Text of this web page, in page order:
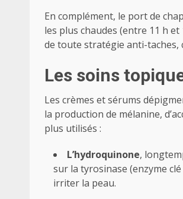
En complément, le port de
les plus chaudes (entre 11 h
de toute stratégie anti-taches,
Les soins
Les crèmes et sérums
la production de mélanine,
plus utilisés :
L’hydroquinone,
sur la tyrosinase (enzyme
irriter la peau.